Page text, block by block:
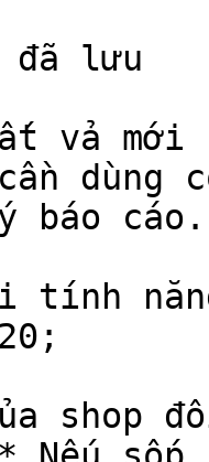
đã lưu
vả
dùng
báo cáo.
tính
shop